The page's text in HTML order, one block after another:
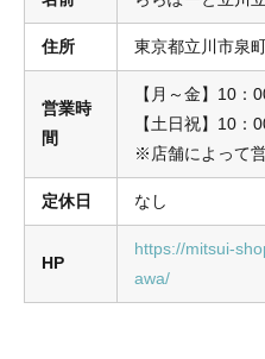
住所 東京都立川市泉
営業時
間
【月～金】10：
【土日祝】10：
※店舗によって
定休日 なし
HP
https://mitsui-
awa/